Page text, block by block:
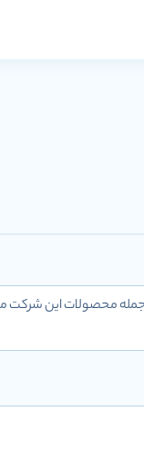
ها است. از جمله محصولات